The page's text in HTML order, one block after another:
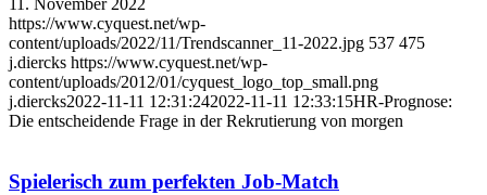
https://www.cyquest.net/wp-
content/uploads/2022/11/Trendscanner_11-2022.jpg 537 475
j.diercks https://www.cyquest.net/wp-
content/uploads/2012/01/cyquest_logo_top_small.png
j.diercks2022-11-11 12:31:242022-11-11 12:33:15HR-Prognose:
Die entscheidende Frage in der Rekrutierung von morgen
Spielerisch zum perfekten Job-Match